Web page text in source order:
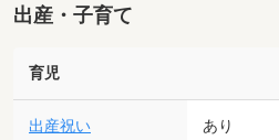
出産・子育て
育児
出産祝い あり